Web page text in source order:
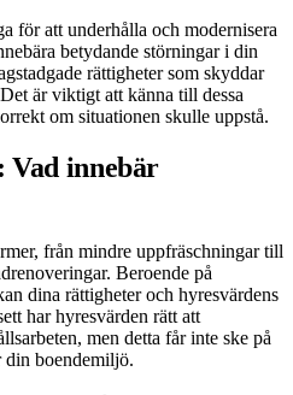
för att underhålla och modernisera
betydande störningar i din
rättigheter som skyddar
är viktigt att känna till dessa
om situationen skulle uppstå.
Vad innebär
från mindre uppfräschningar till
Beroende på
dina rättigheter och hyresvärdens
har hyresvärden rätt att
men detta får inte ske på
din boendemiljö.